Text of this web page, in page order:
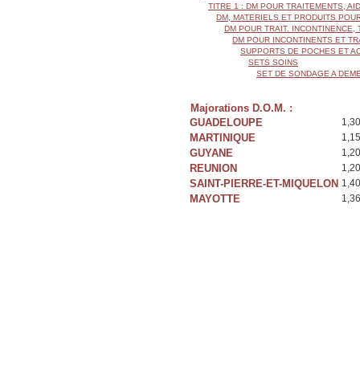
TITRE 1 : DM POUR TRAITEMENTS,
DM, MATERIELS ET PRODUITS
DM POUR TRAIT.
DM POUR INCONTINENTS ET
SUPPORTS DE POCHES ET
SETS SOINS
SET DE SONDAGE A
Majorations D.O.M. :
GUADELOUPE
MARTINIQUE
GUYANE
REUNION
SAINT-PIERRE-ET-MIQUELON
MAYOTTE